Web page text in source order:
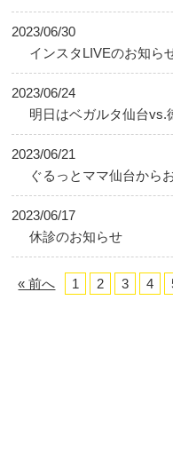
2023/06/30
インスタLIVEのお知ら
2023/06/24
明日はベガルタ仙台vs.
2023/06/21
ぐるっとママ仙台から
2023/06/17
休診のお知らせ
« 前へ 1 2 3 4